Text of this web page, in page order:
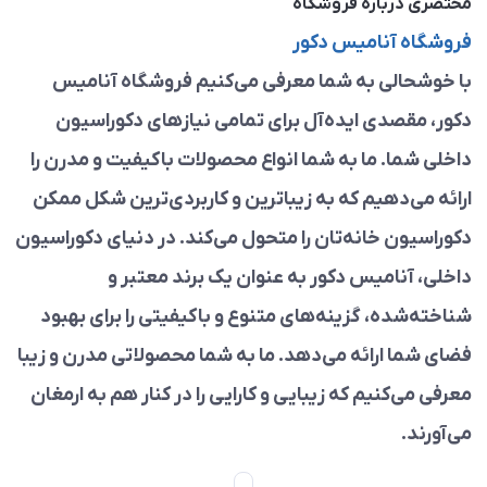
مختصری درباره فروشگاه
فروشگاه آنامیس دکور
با خوشحالی به شما معرفی می‌کنیم فروشگاه آنامیس
دکور، مقصدی ایده‌آل برای تمامی نیازهای دکوراسیون
داخلی شما. ما به شما انواع محصولات باکیفیت و مدرن را
ارائه می‌دهیم که به زیباترین و کاربردی‌ترین شکل ممکن
دکوراسیون خانه‌تان را متحول می‌کند. در دنیای دکوراسیون
داخلی، آنامیس دکور به عنوان یک برند معتبر و
شناخته‌شده، گزینه‌های متنوع و باکیفیتی را برای بهبود
فضای شما ارائه می‌دهد. ما به شما محصولاتی مدرن و زیبا
معرفی می‌کنیم که زیبایی و کارایی را در کنار هم به ارمغان
می‌آورند.